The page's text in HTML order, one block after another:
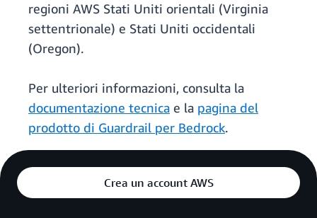
regioni AWS Stati Uniti orientali (Virginia
settentrionale) e Stati Uniti occidentali
(Oregon).
Per ulteriori informazioni, consulta la
documentazione tecnica e la pagina del
prodotto di Guardrail per Bedrock.
Crea un account AWS